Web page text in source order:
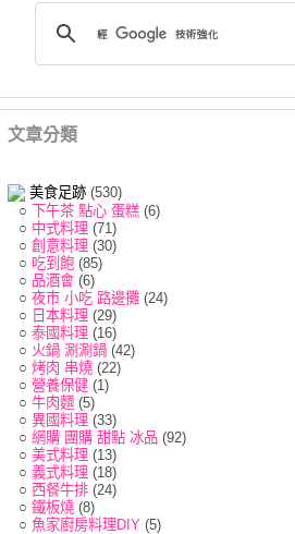
文章分類
美食足跡 (530)
○ 下午茶 點心 蛋糕 (6)
○ 中式料理 (71)
○ 創意料理 (30)
○ 吃到飽 (85)
○ 品酒會 (6)
○ 夜市 小吃 路邊攤 (24)
○ 日本料理 (29)
○ 泰國料理 (16)
○ 火鍋 涮涮鍋 (42)
○ 烤肉 串燒 (22)
○ 營養保健 (1)
○ 牛肉麵 (5)
○ 異國料理 (33)
○ 網購 團購 甜點 冰品 (92)
○ 美式料理 (13)
○ 義式料理 (18)
○ 西餐牛排 (24)
○ 鐵板燒 (8)
○ 魚家廚房料理DIY (5)